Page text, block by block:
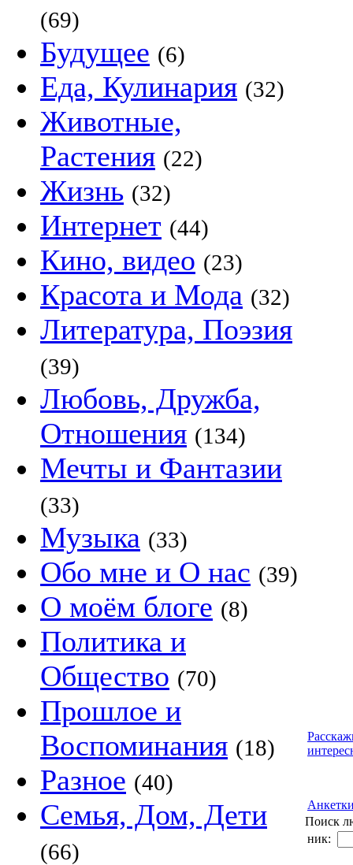
(69)
Будущее (6)
Еда, Кулинария (32)
Животные,
Растения (22)
Жизнь (32)
Интернет (44)
Кино, видео (23)
Красота и Мода (32)
Литература, Поэзия
(39)
Любовь, Дружба,
Отношения (134)
Мечты и Фантазии
(33)
Музыка (33)
Обо мне и О нас (39)
О моём блоге (8)
Политика и
Общество (70)
Прошлое и
Воспоминания (18)
Разное (40)
Семья, Дом, Дети
(66)
Поиск
ник: